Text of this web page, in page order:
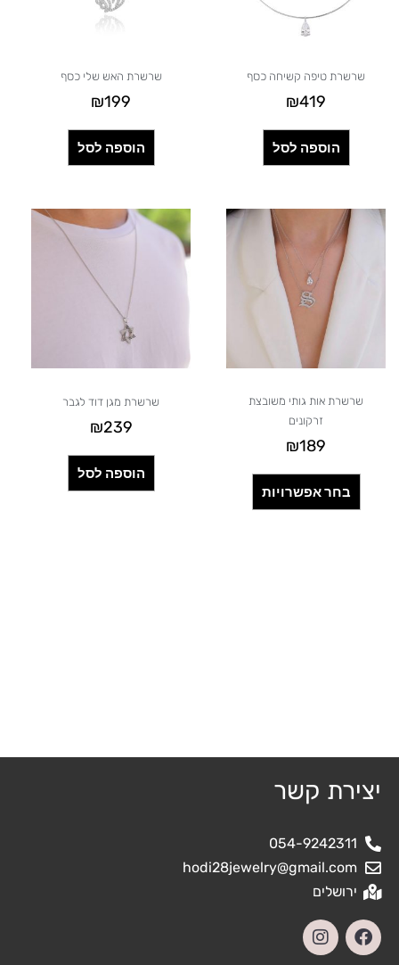
שרשרת טיפה קשיחה כסף
₪419
הוספה לסל
שרשרת האש שלי כסף
₪199
הוספה לסל
שרשרת אות גותי משובצת
זרקונים
₪189
בחר אפשרויות
למוצר
שרשרת מגן דוד לגבר
₪239
הוספה לסל
יצירת קשר
054-9242311
hodi28jewelry@gmail.com
ירושלים
F
a
I
n